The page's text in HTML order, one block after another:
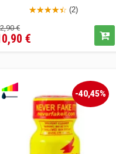
(2)
€Precio
€
-40,45%